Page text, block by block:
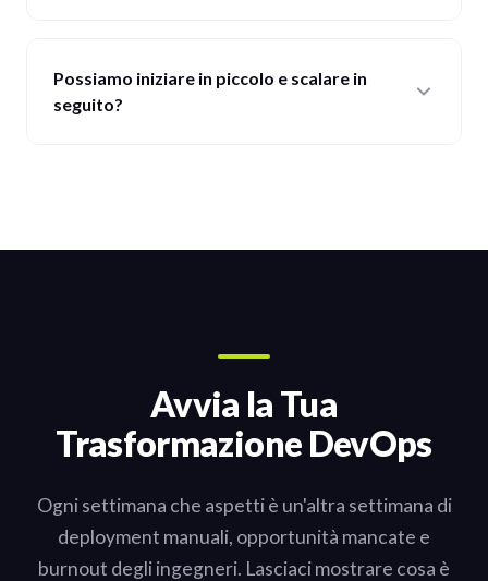
Possiamo iniziare in piccolo e scalare in
seguito?
Avvia la Tua
Trasformazione DevOps
Ogni settimana che aspetti è un'altra settimana di
deployment manuali, opportunità mancate e
burnout degli ingegneri. Lasciaci mostrare cosa è